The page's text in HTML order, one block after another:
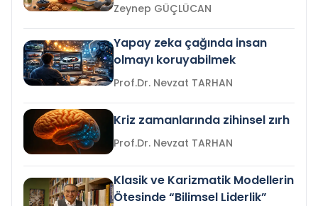
Zeynep GÜÇLÜCAN
Yapay zeka çağında insan
olmayı koruyabilmek
Prof.Dr. Nevzat TARHAN
Kriz zamanlarında zihinsel zırh
Prof.Dr. Nevzat TARHAN
Klasik ve Karizmatik Modellerin
Ötesinde “Bilimsel Liderlik”